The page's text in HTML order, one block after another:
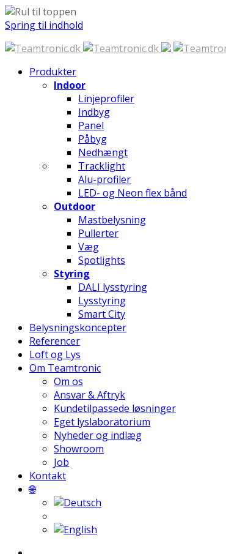
Spring til indhold
Produkter
Indoor
Linjeprofiler
Indbyg
Panel
Påbyg
Nedhængt
Tracklight
Alu-profiler
LED- og Neon flex bånd
Outdoor
Mastbelysning
Pullerter
Væg
Spotlights
Styring
DALI lysstyring
Lysstyring
Smart City
Belysningskoncepter
Referencer
Loft og Lys
Om Teamtronic
Om os
Ansvar & Aftryk
Kundetilpassede løsninger
Eget lyslaboratorium
Nyheder og indlæg
Showroom
Job
Kontakt
🌐